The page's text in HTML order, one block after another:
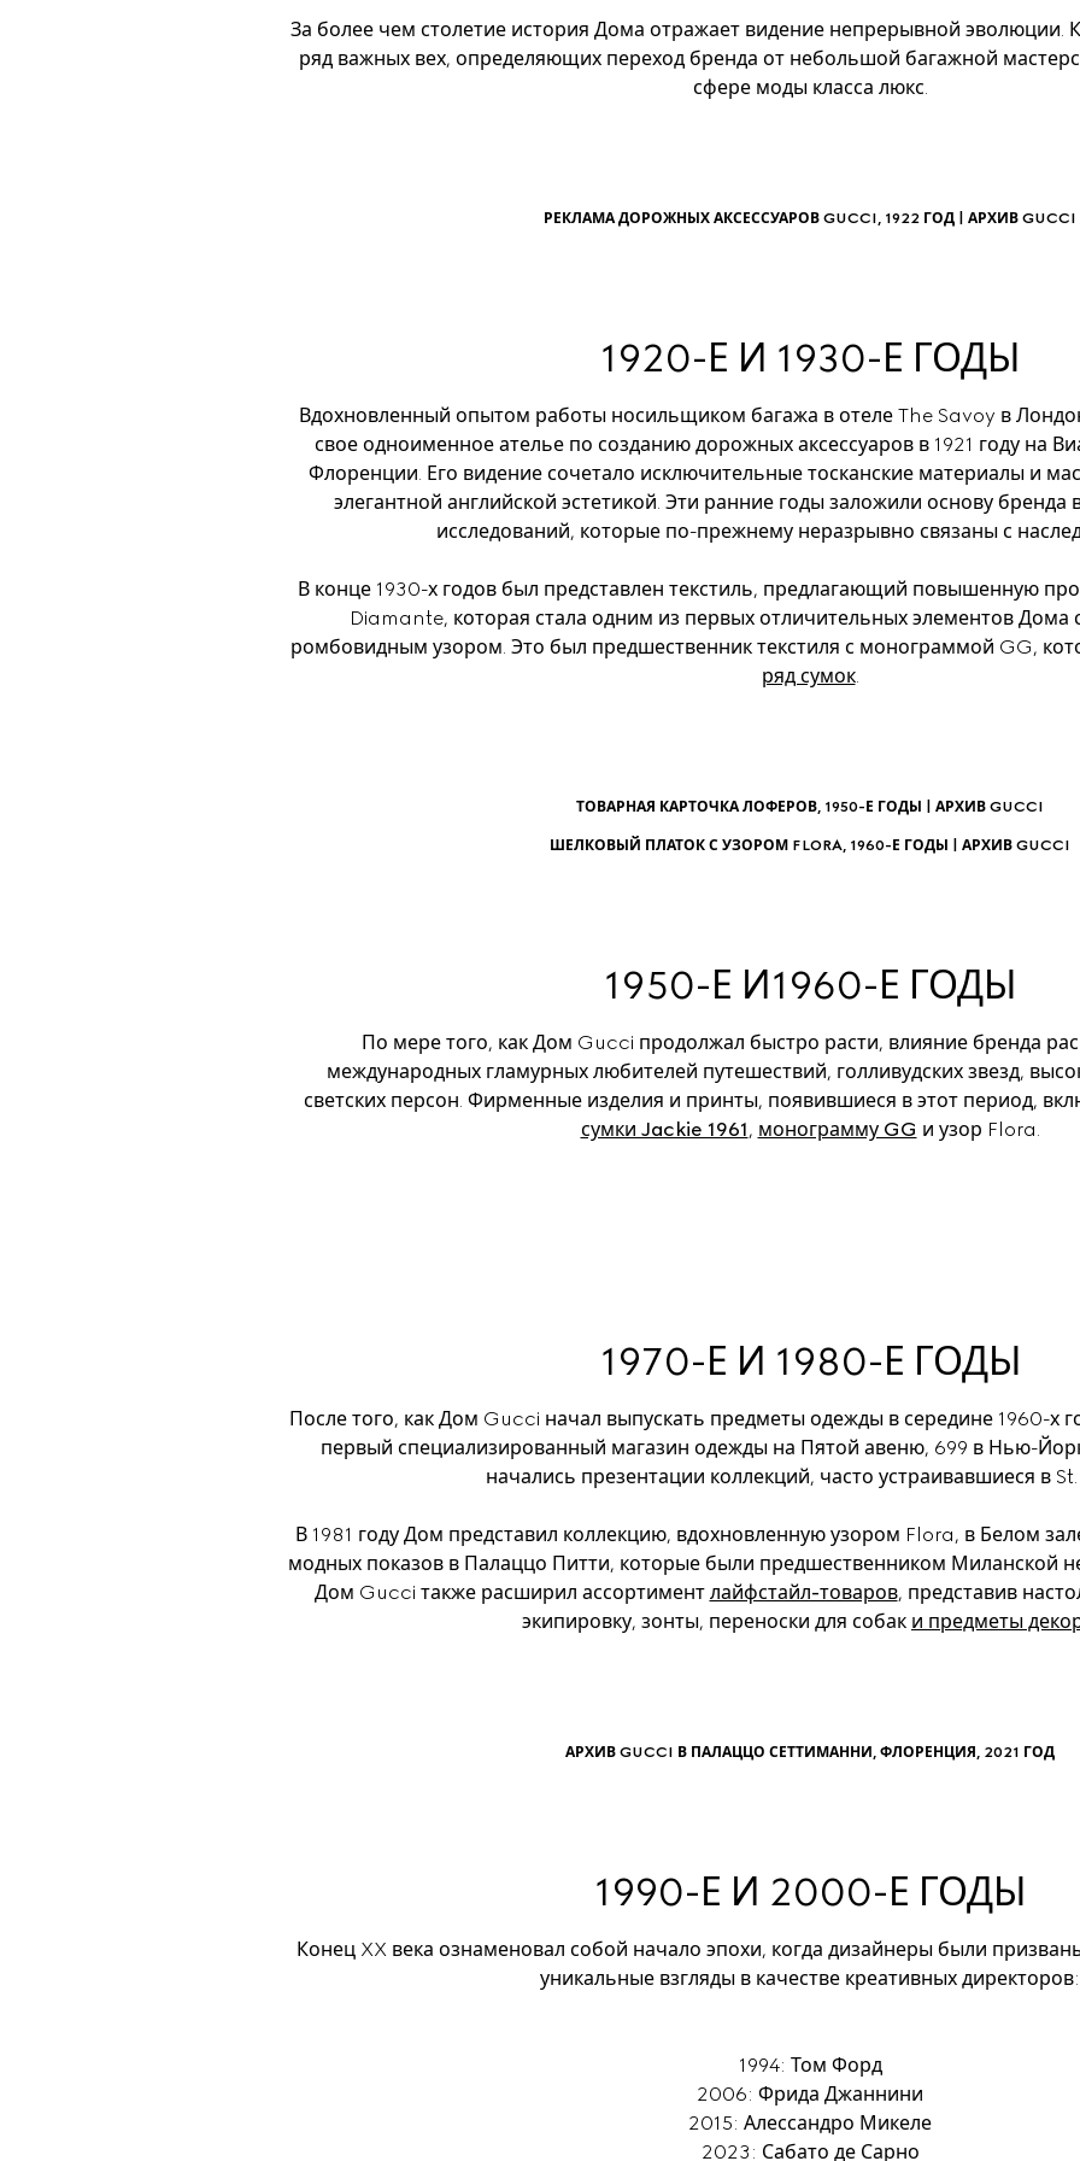
За более чем столетие история Дома отражает видение непрерывной эволюции.
ряд важных вех, определяющих переход бренда от небольшой багажной
сфере моды класса люкс.
РЕКЛАМА ДОРОЖНЫХ АКСЕССУАРОВ GUCCI, 1922 ГОД | АРХИВ GUCCI
1920-Е И 1930-Е ГОДЫ
Вдохновленный опытом работы носильщиком багажа в отеле The Savoy в
свое одноименное ателье по созданию дорожных аксессуаров в 1921 году на
Флоренции. Его видение сочетало исключительные тосканские материалы и
элегантной английской эстетикой. Эти ранние годы заложили основу бренда
исследований, которые по-прежнему неразрывно связаны с
В конце 1930-х годов был представлен текстиль, предлагающий повышенную
Diamante, которая стала одним из первых отличительных элементов Дома
ромбовидным узором. Это был предшественник текстиля с монограммой GG,
ряд сумок.
ТОВАРНАЯ КАРТОЧКА ЛОФЕРОВ, 1950-Е ГОДЫ | АРХИВ GUCCI
ШЕЛКОВЫЙ ПЛАТОК С УЗОРОМ FLORA, 1960-Е ГОДЫ | АРХИВ GUCCI
1950-Е И1960-Е ГОДЫ
По мере того, как Дом Gucci продолжал быстро расти, влияние бренда
международных гламурных любителей путешествий, голливудских звезд,
светских персон. Фирменные изделия и принты, появившиеся в этот период,
сумки Jackie 1961, монограмму GG и узор Flora.
1970-Е И 1980-Е ГОДЫ
После того, как Дом Gucci начал выпускать предметы одежды в середине 1960-х
первый специализированный магазин одежды на Пятой авеню, 699 в Нью-
начались презентации коллекций, часто устраивавшиеся в St.
В 1981 году Дом представил коллекцию, вдохновленную узором Flora, в Белом
модных показов в Палаццо Питти, которые были предшественником Миланской
Дом Gucci также расширил ассортимент лайфстайл-товаров, представив
экипировку, зонты, переноски для собак и предметы
АРХИВ GUCCI В ПАЛАЦЦО СЕТТИМАННИ, ФЛОРЕНЦИЯ, 2021 ГОД
1990-Е И 2000-Е ГОДЫ
Конец XX века ознаменовал собой начало эпохи, когда дизайнеры были
1994: Том Форд
2006: Фрида Джаннини
2015: Алессандро Микеле
2023: Сабато де Сарно